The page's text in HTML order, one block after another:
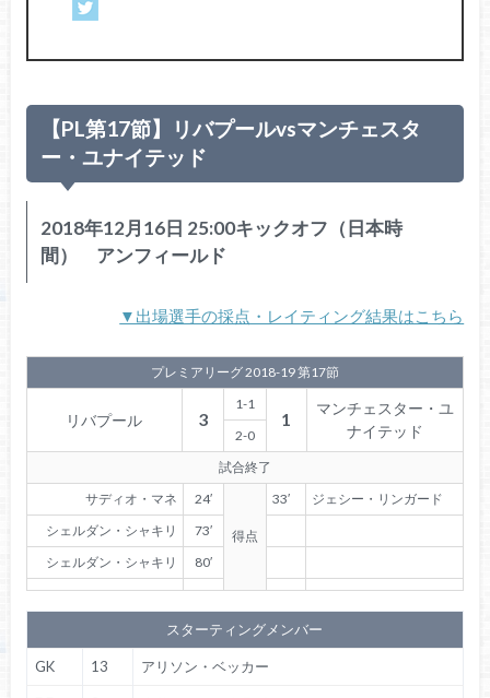
【PL第17節】リバプールvsマンチェスタ
ー・ユナイテッド
2018年12月16日 25:00キックオフ（日本時
間） アンフィールド
▼出場選手の採点・レイティング結果はこちら
プレミアリーグ 2018-19 第17節
リバプール 3
1-1
1
マンチェスター・ユ
ナイテッド
2-0
試合終了
サディオ・マネ
24′
得点
33′
ジェシー・リンガード
シェルダン・シャキリ
73′
シェルダン・シャキリ
80′
スターティングメンバー
GK 13 アリソン・ベッカー